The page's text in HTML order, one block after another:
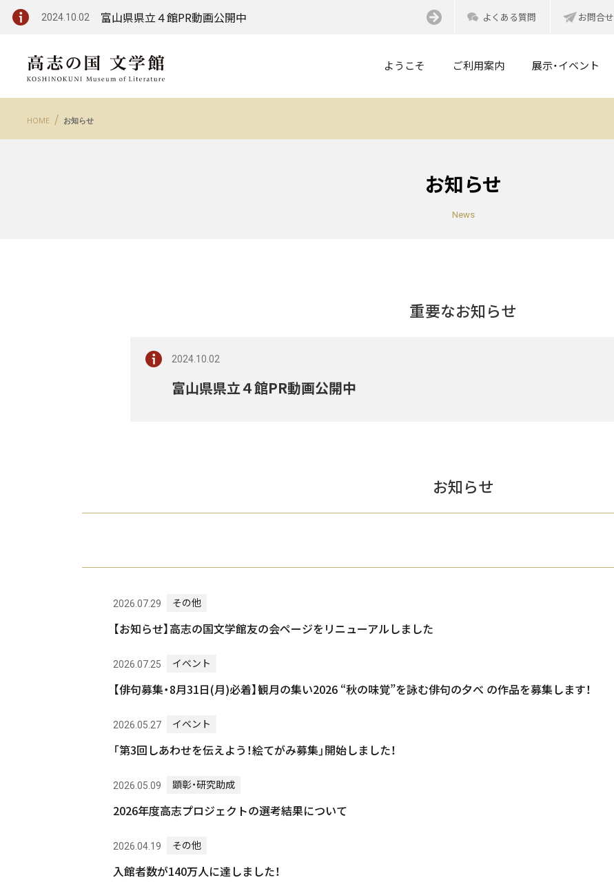
2024.10.02 富山県県立４館PR動画公開中 よくある質問 お問合せ
ようこそ ご利用案内 展示・イベント
HOME お知らせ
お知らせ
News
重要なお知らせ
2024.10.02
富山県県立４館PR動画公開中
お知らせ
2026.07.29 その他
【お知らせ】高志の国文学館友の会ページをリニューアルしました
2026.07.25 イベント
【俳句募集・8月31日(月)必着】観月の集い2026 “秋の味覚”を詠む俳句の夕べ の作品を募集します！
2026.05.27 イベント
「第3回しあわせを伝えよう！絵てがみ募集」開始しました！
2026.05.09 顕彰・研究助成
2026年度高志プロジェクトの選考結果について
2026.04.19 その他
入館者数が140万人に達しました！